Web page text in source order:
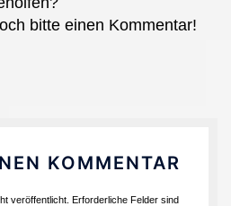
bitte einen Kommentar!
KOMMENTAR
veröffentlicht. Erforderliche Felder sind